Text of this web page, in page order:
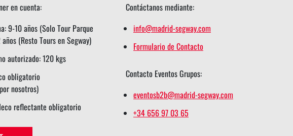
en cuenta:
9-10 años (Solo Tour Parque
(Resto Tours en Segway)
autorizado: 120 kgs
obligatorio
nosotros)
reflectante obligatorio
Contáctanos mediante:
info@madrid-segway.com
Formulario de Contacto
Contacto Eventos Grupos:
eventosb2b@madrid-segway.com
+34 656 97 03 65